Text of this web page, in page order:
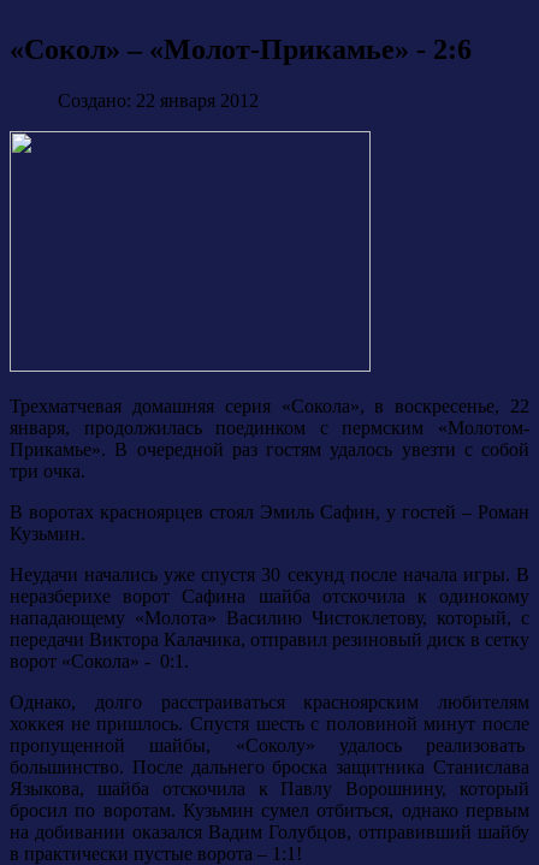
«Сокол» – «Молот-Прикамье» - 2:6
Создано: 22 января 2012
Трехматчевая домашняя серия «Сокола», в воскресенье, 22
января, продолжилась поединком с пермским «Молотом-
Прикамье». В очередной раз гостям удалось увезти с собой
три очка.
В воротах красноярцев стоял Эмиль Сафин, у гостей – Роман
Кузьмин.
Неудачи начались уже спустя 30 секунд после начала игры. В
неразберихе ворот Сафина шайба отскочила к одинокому
нападающему «Молота» Василию Чистоклетову, который, с
передачи Виктора Калачика, отправил резиновый диск в сетку
ворот «Сокола» - 0:1.
Однако, долго расстраиваться красноярским любителям
хоккея не пришлось. Спустя шесть с половиной минут после
пропущенной шайбы, «Соколу» удалось реализовать
большинство. После дальнего броска защитника Станислава
Языкова, шайба отскочила к Павлу Ворошнину, который
бросил по воротам. Кузьмин сумел отбиться, однако первым
на добивании оказался Вадим Голубцов, отправивший шайбу
в практически пустые ворота – 1:1!